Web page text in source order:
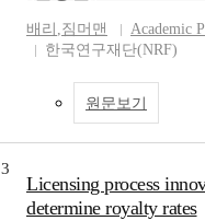
배리 ,짐머맨
Academic
한국연구재단(NRF)
원문보기
3
Licensing process
determine royalty rates